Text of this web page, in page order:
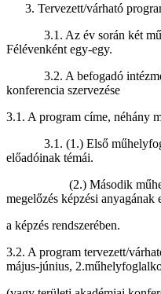
Tervezett/várható
3.1. Az év során két
Félévenként egy-egy.
3.2. A befogadó
konferencia szervezése
3.1. A program címe, néhány
3.1. (1.) Első
előadóinak témái.
(2.) Második
megelőzés képzési anyagának
a képzés rendszerében.
3.2. A program tervezett/
május-június,